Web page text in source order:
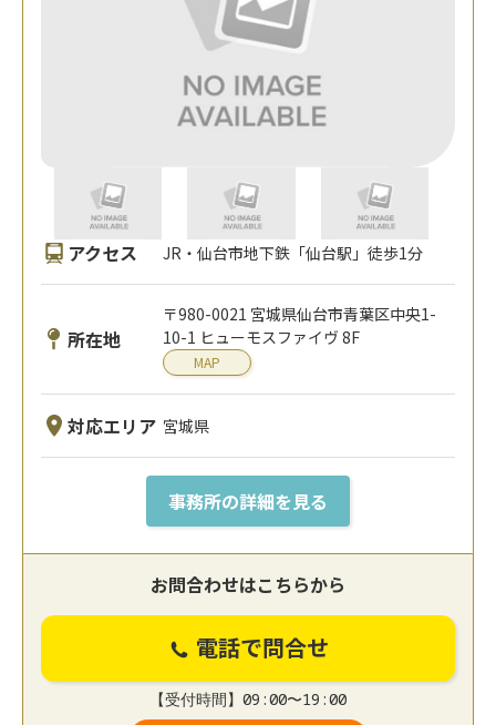
アクセス JR・仙台市地下鉄「仙台駅」徒歩1分
所在地
〒980-0021 宮城県仙台市青葉区中央1-
10-1 ヒューモスファイヴ 8F
MAP
対応エリア 宮城県
事務所の詳細を見る
お問合わせはこちらから
電話で問合せ
【受付時間】09:00〜19:00